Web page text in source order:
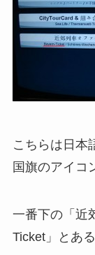
こちらは日本
国旗のアイコ
一番下の「近
Ticket」とあ